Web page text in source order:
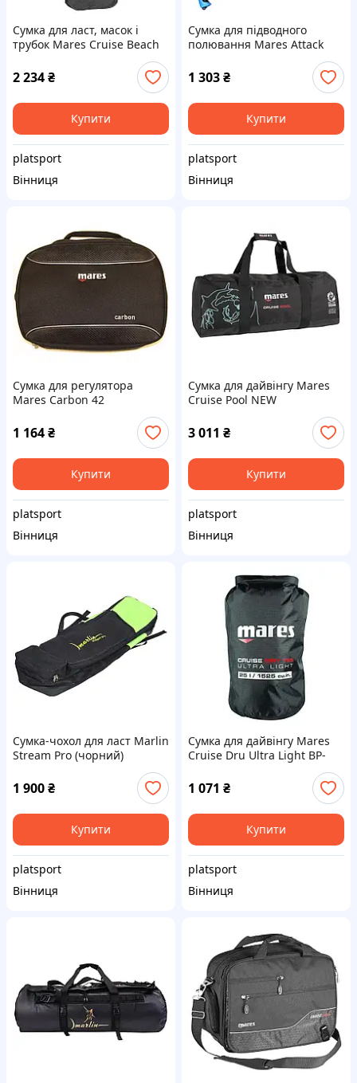
Сумка для ласт, масок і
трубок Mares Cruise Beach
2 234₴
Купити
platsport
Вінниця
Сумка для підводного
полювання Mares Attack
1 303₴
Купити
platsport
Вінниця
Сумка для регулятора
Mares Carbon 42
1 164₴
Купити
platsport
Вінниця
Сумка для дайвінгу Mares
Cruise Pool NEW
3 011 ₴
Купити
platsport
Вінниця
Сумка-чохол для ласт Marlin
Stream Pro (чорний)
1 900₴
Купити
platsport
Вінниця
Сумка для дайвінгу Mares
Cruise Dru Ultra Light BP-
1 071 ₴
Купити
platsport
Вінниця